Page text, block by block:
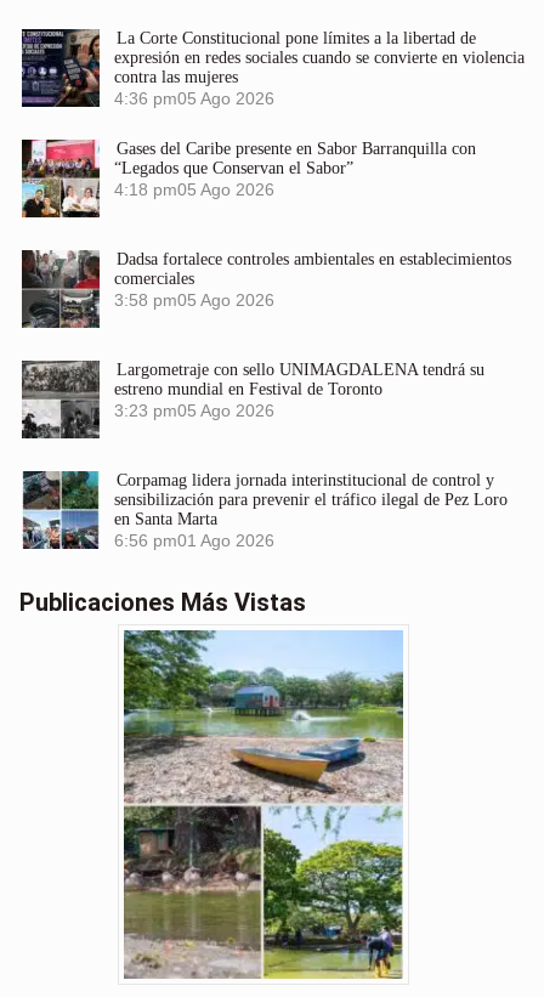
La Corte Constitucional pone límites a la libertad de
expresión en redes sociales cuando se convierte en violencia
contra las mujeres
4:36 pm05 Ago 2026
Gases del Caribe presente en Sabor Barranquilla con
“Legados que Conservan el Sabor”
4:18 pm05 Ago 2026
Dadsa fortalece controles ambientales en establecimientos
comerciales
3:58 pm05 Ago 2026
Largometraje con sello UNIMAGDALENA tendrá su
estreno mundial en Festival de Toronto
3:23 pm05 Ago 2026
Corpamag lidera jornada interinstitucional de control y
sensibilización para prevenir el tráfico ilegal de Pez Loro
en Santa Marta
6:56 pm01 Ago 2026
Publicaciones Más Vistas